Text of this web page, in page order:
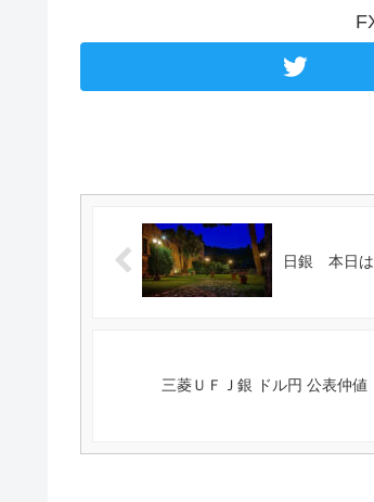
日銀 本日は
三菱ＵＦＪ銀 ドル円 公表仲